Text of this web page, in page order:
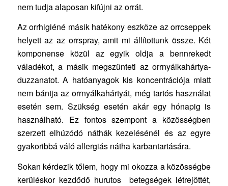
nem tudja alaposan kifújni az orrát.
Az orrhigiéné másik hatékony eszköze az orrcseppek
helyett az az orrspray, amit mi állítottunk össze. Két
komponense közül az egyik oldja a bennrekedt
váladékot, a másik megszünteti az orrnyálkahártya-
duzzanatot. A hatóanyagok kis koncentrációja miatt
nem bántja az orrnyálkahártyát, még tartós használat
esetén sem. Szükség esetén akár egy hónapig is
használható. Ez fontos szempont a közösségben
szerzett elhúzódó náthák kezelésénél és az egyre
gyakoribbá váló allergiás nátha karbantartására.
Sokan kérdezik tőlem, hogy mi okozza a közösségbe
kerüléskor kezdődő hurutos betegségek létrejöttét,